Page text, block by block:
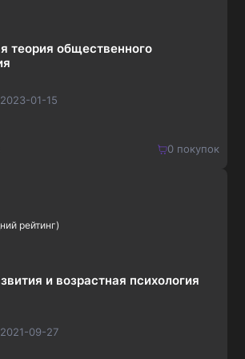
теория общественного
2023-01-15
0покупок
рейтинг)
и возрастная психология
2021-09-27